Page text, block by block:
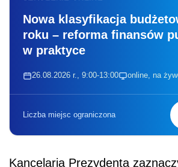
Nowa klasyfikacja
roku – reforma finansów
w praktyce
26.08.2026 r., 9:00-13:00 online, na
Liczba miejsc ograniczona
Kancelaria Prezydenta